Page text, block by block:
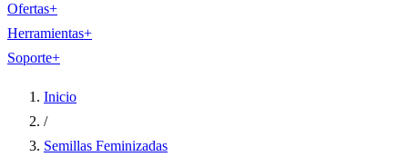
Ofertas+
Herramientas+
Soporte+
Inicio
/
Semillas Feminizadas